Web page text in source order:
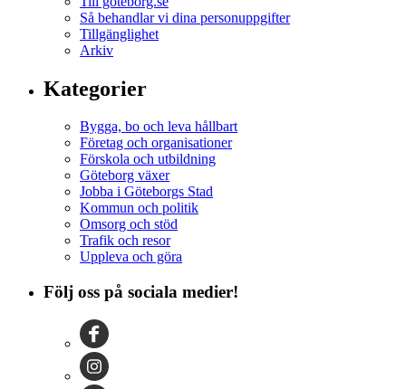
Så behandlar vi dina personuppgifter
Tillgänglighet
Arkiv
Kategorier
Bygga, bo och leva hållbart
Företag och organisationer
Förskola och utbildning
Göteborg växer
Jobba i Göteborgs Stad
Kommun och politik
Omsorg och stöd
Trafik och resor
Uppleva och göra
Följ oss på sociala medier!